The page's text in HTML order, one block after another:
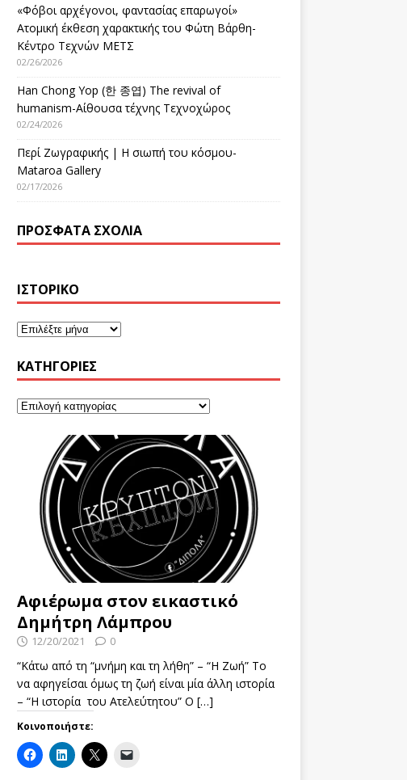
«Φόβοι αρχέγονοι, φαντασίας επαρωγοί»
Ατομική έκθεση χαρακτικής του Φώτη Βάρθη-
Κέντρο Τεχνών ΜΕΤΣ
02/26/2026
Han Chong Yop (한 종엽) The revival of
humanism-Αίθουσα τέχνης Τεχνοχώρος
02/24/2026
Περί Ζωγραφικής | Η σιωπή του κόσμου-
Mataroa Gallery
02/17/2026
ΠΡΌΣΦΑΤΑ ΣΧΌΛΙΑ
ΙΣΤΟΡΙΚΌ
KΑΤΗΓΟΡΊΕΣ
Αφιέρωμα στον εικαστικό
Δημήτρη Λάμπρου
12/20/2021 0
“Κάτω από τη “μνήμη και τη λήθη” – “Η Ζωή” Το
να αφηγείσαι όμως τη ζωή είναι μία άλλη ιστορία
– “Η ιστορία του Ατελεύτητου” Ο […]
Κοινοποιήστε: